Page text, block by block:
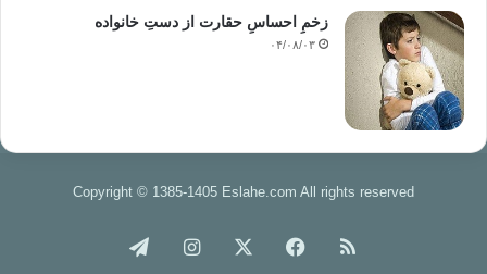
کپی آدرس
زخمِ احساسِ حقارت از دستِ خانواده
۰۴/۰۸/۰۳
Copyright © 1385-1405 Eslahe.com All rights reserved
خوراک فیس اینستاگرام